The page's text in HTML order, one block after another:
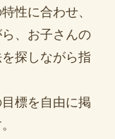
性に合わせ、
、お子さんの
探しながら指
標を自由に掲